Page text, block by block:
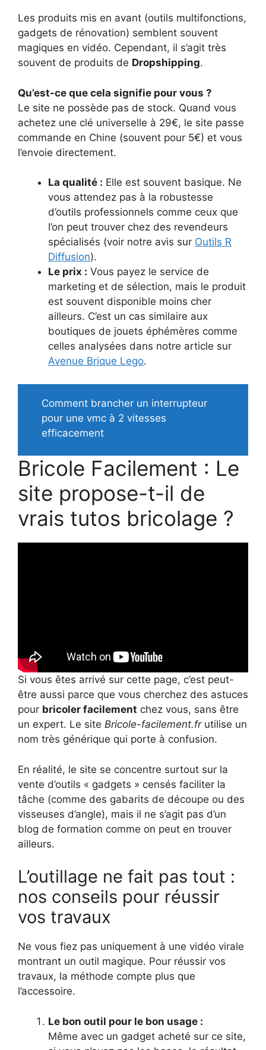
Les produits mis en avant (outils multifonctions,
gadgets de rénovation) semblent souvent
magiques en vidéo. Cependant, il s’agit très
souvent de produits de Dropshipping.
Qu’est-ce que cela signifie pour vous ?
Le site ne possède pas de stock. Quand vous
achetez une clé universelle à 29€, le site passe
commande en Chine (souvent pour 5€) et vous
l’envoie directement.
La qualité : Elle est souvent basique. Ne
vous attendez pas à la robustesse
d’outils professionnels comme ceux que
l’on peut trouver chez des revendeurs
spécialisés (voir notre avis sur Outils R
Diffusion).
Le prix : Vous payez le service de
marketing et de sélection, mais le produit
est souvent disponible moins cher
ailleurs. C’est un cas similaire aux
boutiques de jouets éphémères comme
celles analysées dans notre article sur
Avenue Brique Lego.
Comment brancher un interrupteur
pour une vmc à 2 vitesses
efficacement
Bricole Facilement : Le
site propose-t-il de
vrais tutos bricolage ?
Si vous êtes arrivé sur cette page, c’est peut-
être aussi parce que vous cherchez des astuces
pour bricoler facilement chez vous, sans être
un expert. Le site Bricole-facilement.frutilise un
nom très générique qui porte à confusion.
En réalité, le site se concentre surtout sur la
vente d’outils « gadgets » censés faciliter la
tâche (comme des gabarits de découpe ou des
visseuses d’angle), mais il ne s’agit pas d’un
blog de formation comme on peut en trouver
ailleurs.
L’outillage ne fait pas tout :
nos conseils pour réussir
vos travaux
Ne vous fiez pas uniquement à une vidéo virale
montrant un outil magique. Pour réussir vos
travaux, la méthode compte plus que
l’accessoire.
Le bon outil pour le bon usage :
Même avec un gadget acheté sur ce site,